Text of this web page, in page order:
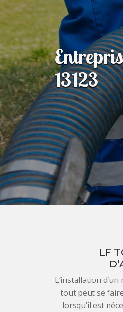
13123
LF
L’installation
tout peut se
lorsqu’il est